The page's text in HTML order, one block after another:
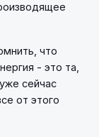
что
- это та,
сейчас
от этого